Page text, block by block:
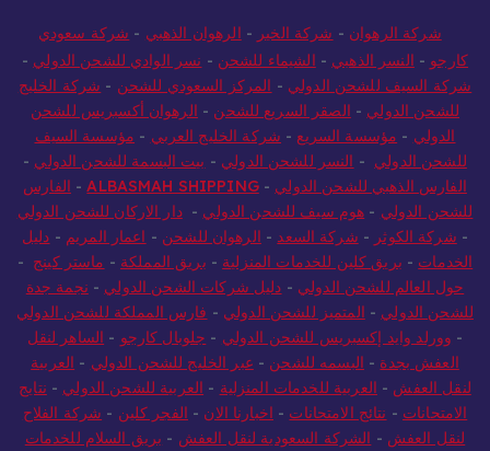
شركة الرهوان - شركة الخير - الرهوان الذهبي - شركة سعودي
كارجو - النسر الذهبي - الشيماء للشحن - نسر الوادي للشحن الدولي -
شركة السيف للشحن الدولي - المركز السعودي للشحن - شركة الخليج
للشحن الدولي - الصقر السريع للشحن - الرهوان أكسبريس للشحن
الدولي - مؤسسة السريع - شركة الخليج العربي - مؤسسة السيف
للشحن الدولي - النسر للشحن الدولي - بيت البسمة للشحن الدولي -
الفارس الذهبي للشحن الدولي -
ALBASMAH SHIPPING
- الفارس
للشحن الدولي - هوم سيف للشحن الدولي -دار الاركان للشحن الدولي
- شركة الكوثر - شركة السعد - الرهوان للشحن - اعمار المريم - دليل
الخدمات - بريق كلين للخدمات المنزلية - بريق المملكة - ماستر كينج -
حول العالم للشحن الدولي - دليل شركات الشحن الدولي - نجمة جدة
للشحن الدولي - المتميز للشحن الدولي - فارس المملكة للشحن الدولي
- وورلد وايد إكسبريس للشحن الدولي - جلوبال كارجو - الساهر لنقل
العفش بجدة - البسمه للشحن - عبر الخليج للشحن الدولي - العربية
لنقل العفش - العربية للخدمات المنزلية - العربية للشحن الدولي - نتايج
الامتحانات - نتائج الامتحانات - اخبارنا الان - الفجر كلين - شركة الفلاح
لنقل العفش - الشركة السعودية لنقل العفش - بريق السلام للخدمات